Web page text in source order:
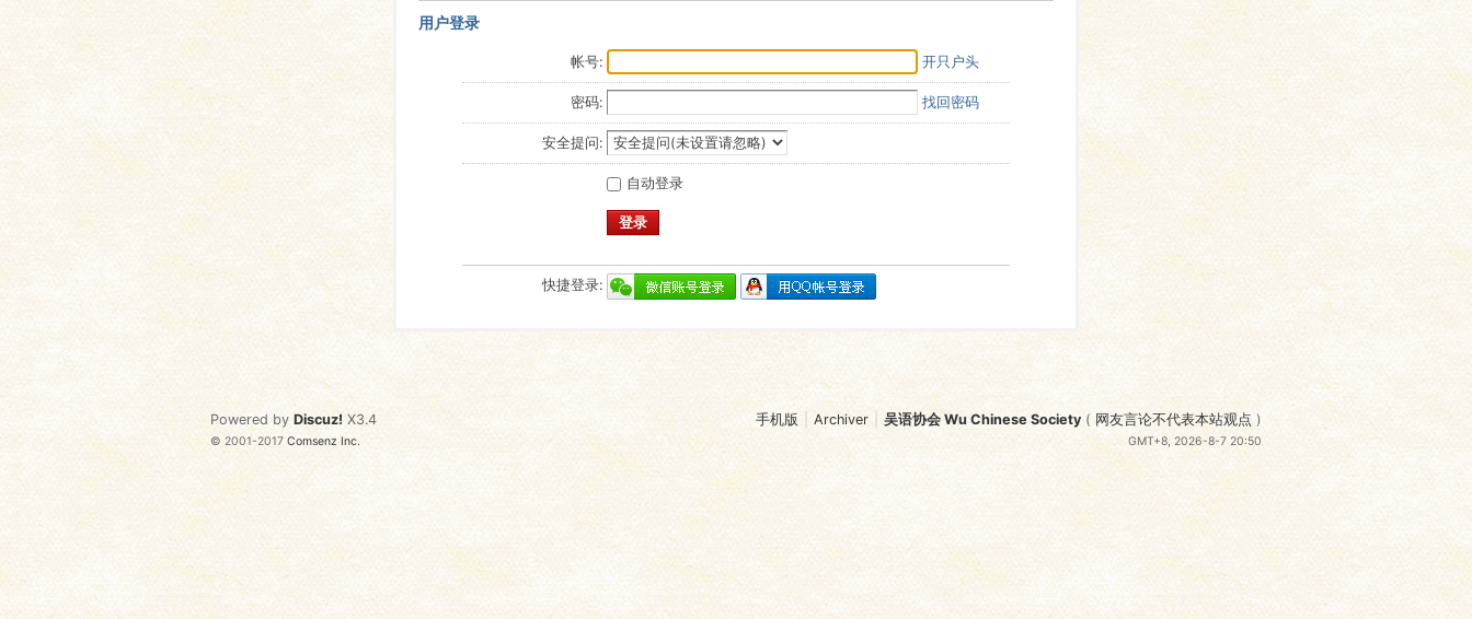
用户登录
帐号: 开只户头
密码: 找回密码
安全提问:
自动登录
登录
快捷登录:
手机版 Archiver 吴语协会 Wu Chinese Society ( 网友言论不代表本站观点 )
GMT+8, 2026-8-7 20:50
Powered by Discuz! X3.4
© 2001-2017Comsenz Inc.